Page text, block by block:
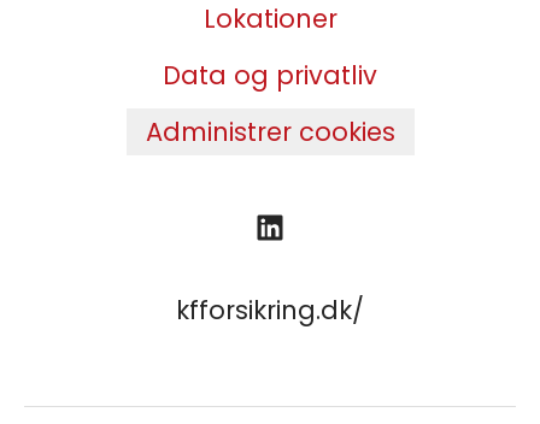
Lokationer
Data og privatliv
Administrer cookies
kfforsikring.dk/